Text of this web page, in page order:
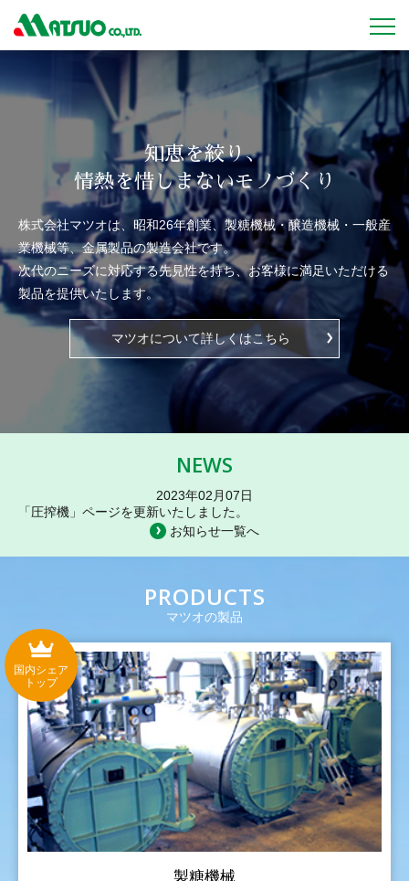
知恵を絞り、
情熱を惜しまないモノづくり
株式会社マツオは、昭和26年創業、製糖機械・醸造機械・一般産
業機械等、金属製品の製造会社です。
次代のニーズに対応する先見性を持ち、お客様に満足いただける
製品を提供いたします。
マツオについて詳しくはこちら
NEWS
2023年02月07日
「圧搾機」ページを更新いたしました。
お知らせ一覧へ
PRODUCTS
マツオの製品
製糖機械
国内シェア
トップ